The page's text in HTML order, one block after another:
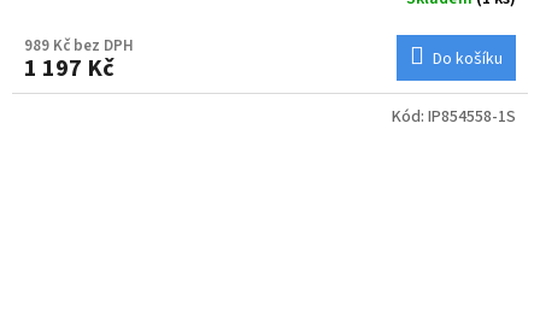
989 Kč bez DPH
1 197 Kč Do košíku
Kód: IP854558-1S